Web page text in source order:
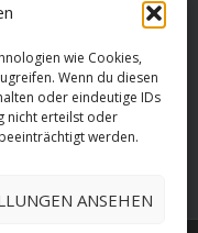
wie Cookies,
Wenn du diesen
oder eindeutige IDs
nicht erteilst oder
werden.
ANSEHEN